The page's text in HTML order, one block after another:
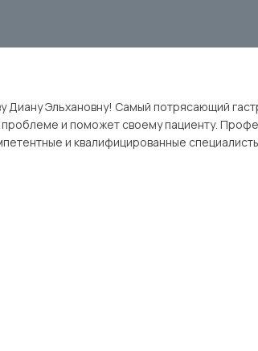
Диану Эльхановну! Самый потрясающий
и поможет своему пациенту.
и квалифицированные